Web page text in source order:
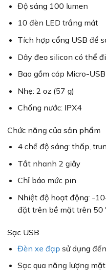
Độ sáng 100 lumen
10 đèn LED trắng mát
Tích hợp cổng USB để
Dây đeo silicon có thể
Bao gồm cáp Micro-USB
Nhẹ: 2 oz (57 g)
Chống nước: IPX4
Chức năng của sản phẩm
4 chế độ sáng: thấp,
Tắt nhanh 2 giây
Chỉ báo mức pin
Nhiệt độ hoạt động: -
đặt trên bề mặt trên 50
Sạc USB
Đèn xe đạp sử dụng
Sạc qua năng lượng